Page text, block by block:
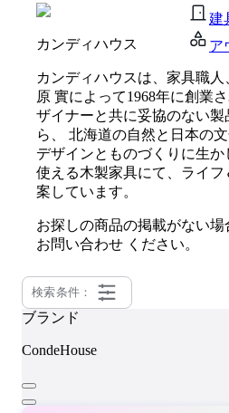
建
ア
カンディハウス
カンディハウスは、家具職
原 實によって1968年に創業
ザイナーと共に妥協のない
ら、 北海道の自然と日本の
デザインとものづくりに生
使える木製家具にて、ライ
案しています。
お探しの商品の掲載がない場
お問い合わせ ください。
検索条件：
ブランド
CondeHouse